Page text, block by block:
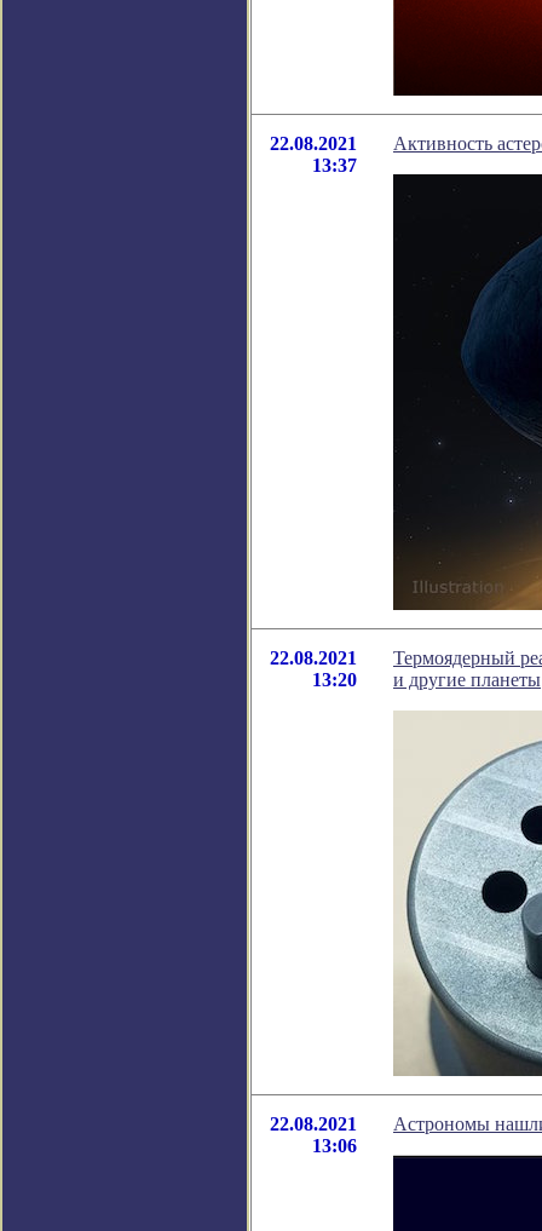
22.08.2021
13:37
Активность
22.08.2021
13:20
Термоядерный
и другие планеты
22.08.2021
13:06
Астрономы